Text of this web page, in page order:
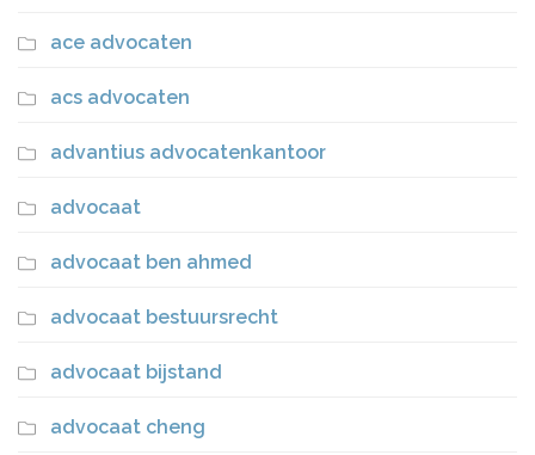
ace advocaten
acs advocaten
advantius advocatenkantoor
advocaat
advocaat ben ahmed
advocaat bestuursrecht
advocaat bijstand
advocaat cheng